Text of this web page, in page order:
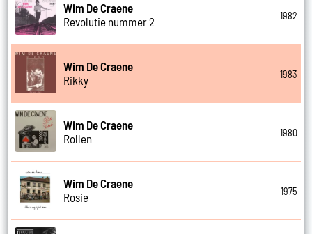
Wim De Craene
Revolutie nummer 2
1982
Wim De Craene
Rikky
1983
Wim De Craene
Rollen
1980
Wim De Craene
Rosie
1975